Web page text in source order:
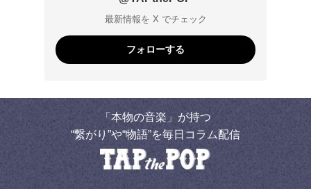
最新情報を X でチェック
フォローする
「本物の音楽」が持つ
“繋がり”や“物語”を毎日コラム配信